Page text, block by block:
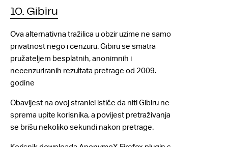
10. Gibiru
Ova alternativna tražilica u obzir uzime ne samo
privatnost nego i cenzuru. Gibiru se smatra
pružateljem besplatnih, anonimnih i
necenzuriranih rezultata pretrage od 2009.
godine
Obavijest na ovoj stranici ističe da niti Gibiru ne
sprema upite korisnika, a povijest pretraživanja
se brišu nekoliko sekundi nakon pretrage.